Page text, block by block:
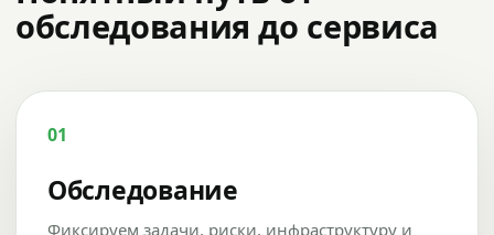
обследования до сервиса
01
Обследование
Фиксируем задачи, риски, инфраструктуру и